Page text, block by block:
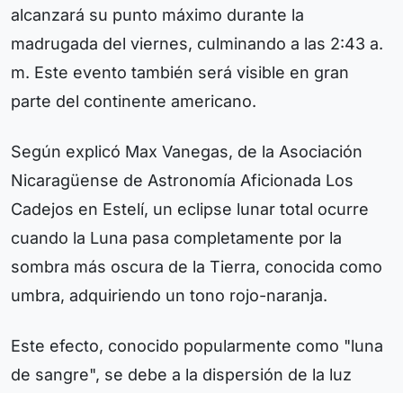
alcanzará su punto máximo durante la
madrugada del viernes, culminando a las 2:43 a.
m. Este evento también será visible en gran
parte del continente americano.
Según explicó Max Vanegas, de la Asociación
Nicaragüense de Astronomía Aficionada Los
Cadejos en Estelí, un eclipse lunar total ocurre
cuando la Luna pasa completamente por la
sombra más oscura de la Tierra, conocida como
umbra, adquiriendo un tono rojo-naranja.
Este efecto, conocido popularmente como "luna
de sangre", se debe a la dispersión de la luz